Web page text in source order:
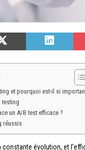
et pourquoi est-il si
testing
un A/B test efficace ?
réussis
constante évolution, et